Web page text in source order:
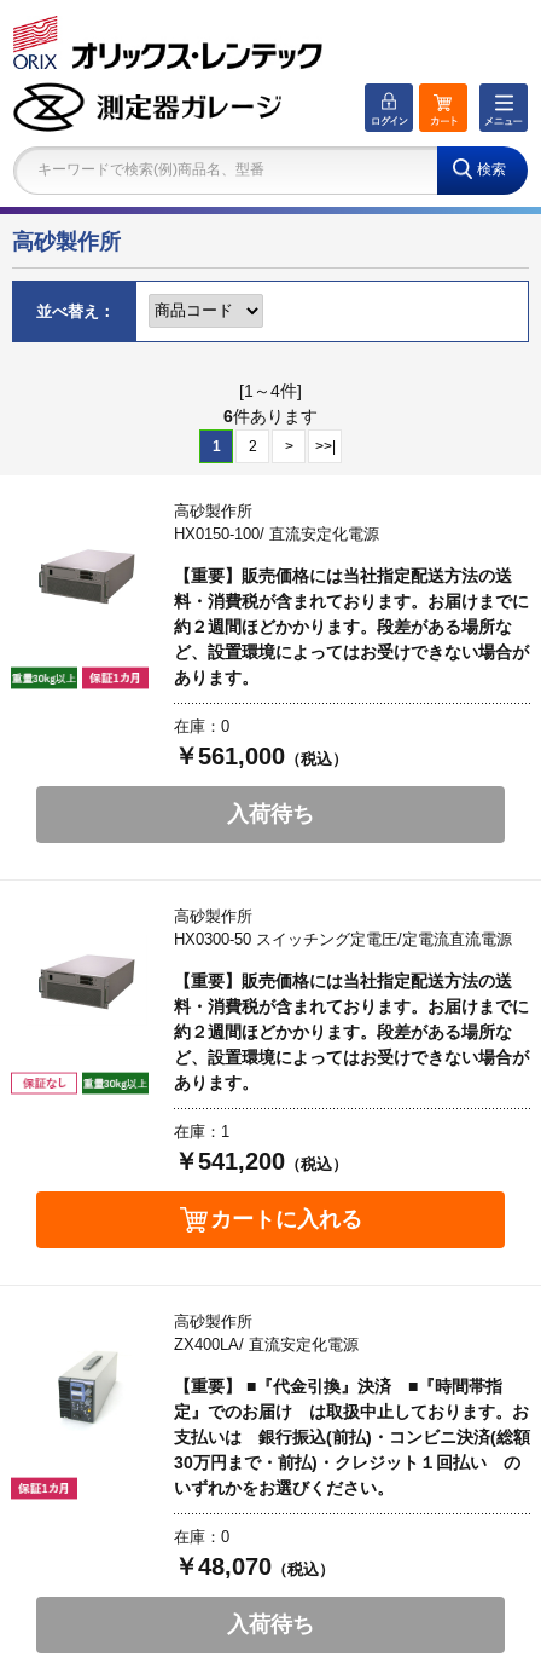
キーワードで検索(例)商品名、型番
高砂製作所
並べ替え：
[1～4件]
6件あります
1 2 > >>|
高砂製作所
HX0150-100/ 直流安定化電源
【重要】販売価格には当社指定配送方法の送
料・消費税が含まれております。お届けまでに
約２週間ほどかかります。段差がある場所な
ど、設置環境によってはお受けできない場合が
あります。
在庫：0
￥561,000 （税込）
入荷待ち
高砂製作所
HX0300-50 スイッチング定電圧/定電流直流電源
【重要】販売価格には当社指定配送方法の送
料・消費税が含まれております。お届けまでに
約２週間ほどかかります。段差がある場所な
ど、設置環境によってはお受けできない場合が
あります。
在庫：1
￥541,200 （税込）
カートに入れる
高砂製作所
ZX400LA/ 直流安定化電源
【重要】 ■『代金引換』決済 ■『時間帯指
定』でのお届け は取扱中止しております。お
支払いは 銀行振込(前払)・コンビニ決済(総額
30万円まで・前払)・クレジット１回払い の
いずれかをお選びください。
在庫：0
￥48,070 （税込）
入荷待ち